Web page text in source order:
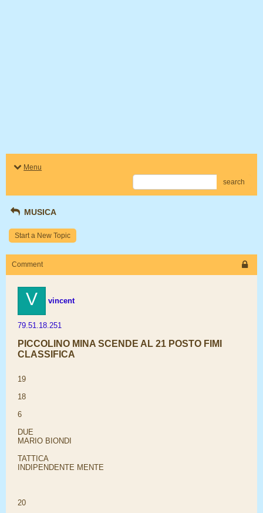
Menu
search
MUSICA
Start a New Topic
Comment
V vincent
79.51.18.251
PICCOLINO MINA SCENDE AL 21 POSTO FIMI
CLASSIFICA
19
18
6
DUE
MARIO BIONDI
TATTICA
INDIPENDENTE MENTE
20